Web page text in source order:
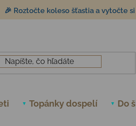
🎉 Roztočte koleso šťastia a vytočte
Topánky dospelí Do